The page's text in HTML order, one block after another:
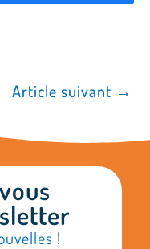
Article suivant →
!